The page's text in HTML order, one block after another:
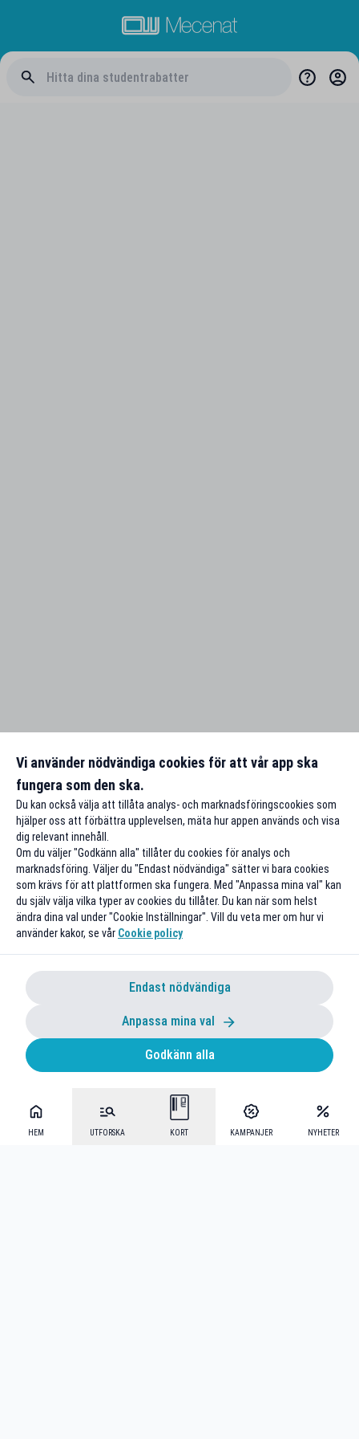
HEM UTFORSKA KORT KAMPANJER NYHETER
Vi använder nödvändiga cookies för att vår app ska
fungera som den ska.
Du kan också välja att tillåta analys- och marknadsföringscookies som
hjälper oss att förbättra upplevelsen, mäta hur appen används och visa
dig relevant innehåll.
Om du väljer "Godkänn alla" tillåter du cookies för analys och
marknadsföring. Väljer du "Endast nödvändiga" sätter vi bara cookies
som krävs för att plattformen ska fungera. Med "Anpassa mina val" kan
du själv välja vilka typer av cookies du tillåter. Du kan när som helst
ändra dina val under "Cookie Inställningar". Vill du veta mer om hur vi
använder kakor, se vår Cookie policy
Endast nödvändiga
Anpassa mina val
Godkänn alla